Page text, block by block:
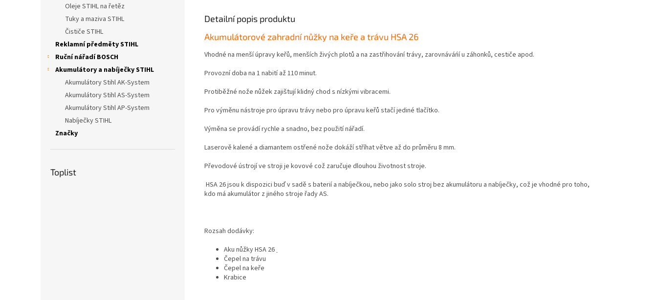
Oleje STIHL na řetěz
Tuky a maziva STIHL
Čističe STIHL
Reklamní předměty STIHL
Ruční nářadí BOSCH
Akumulátory a nabíječky STIHL
Akumulátory Stihl AK-System
Akumulátory Stihl AS-System
Akumulátory Stihl AP-System
Nabíječky STIHL
Značky
Toplist
Detailní popis produktu
Akumulátorové zahradní nůžky na keře a trávu HSA 26
Vhodné na menší úpravy keřů, menších živých plotů a na zastřihování trávy, zarovnáváńí u záhonků, cestiče apod.
Provozní doba na 1 nabití až 110 minut.
Protiběžné nože nůžek zajištují klidný chod s nízkými vibracemi.
Pro výměnu nástroje pro úpravu trávy nebo pro úpravu keřů stačí jediné tlačítko.
Výměna se provádí rychle a snadno, bez použití nářadí.
Laserově kalené a diamantem ostřené nože dokáží stříhat větve až do průměru 8 mm.
Převodové ústrojí ve stroji je kovové což zaručuje dlouhou životnost stroje.
HSA 26 jsou k dispozici buď v sadě s baterií a nabíječkou, nebo jako solo stroj bez akumulátoru a nabíječky, což je vhodné pro toho,
kdo má akumulátor z jiného stroje řady AS.
Rozsah dodávky:
Aku nůžky HSA 26
Čepel na trávu
Čepel na keře
Krabice